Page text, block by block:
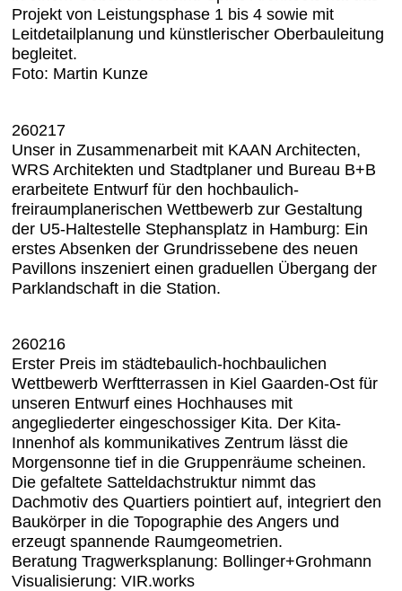
Projekt von Leistungsphase 1 bis 4 sowie mit
Leitdetailplanung und künstlerischer Oberbauleitung
begleitet.
Foto: Martin Kunze
260217
Unser in Zusammenarbeit mit KAAN Architecten,
WRS Architekten und Stadtplaner und Bureau B+B
erarbeitete Entwurf für den hochbaulich-
freiraumplanerischen Wettbewerb zur Gestaltung
der U5-Haltestelle Stephansplatz in Hamburg: Ein
erstes Absenken der Grundrissebene des neuen
Pavillons inszeniert einen graduellen Übergang der
Parklandschaft in die Station.
260216
Erster Preis im städtebaulich-hochbaulichen
Wettbewerb Werftterrassen in Kiel Gaarden-Ost für
unseren Entwurf eines Hochhauses mit
angegliederter eingeschossiger Kita. Der Kita-
Innenhof als kommunikatives Zentrum lässt die
Morgensonne tief in die Gruppenräume scheinen.
Die gefaltete Satteldachstruktur nimmt das
Dachmotiv des Quartiers pointiert auf, integriert den
Baukörper in die Topographie des Angers und
erzeugt spannende Raumgeometrien.
Beratung Tragwerksplanung: Bollinger+Grohmann
Visualisierung: VIR.works